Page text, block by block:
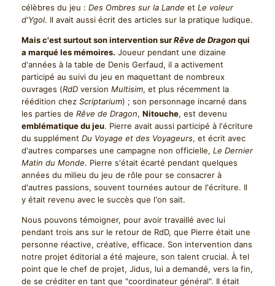
célèbres du jeu : Des Ombres sur la Lande et Le voleur
d'Ygol. Il avait aussi écrit des articles sur la pratique ludique.
Mais c'est surtout son intervention surRêve de Dragonqui
a marqué les mémoires. Joueur pendant une dizaine
d'années à la table de Denis Gerfaud, il a activement
participé au suivi du jeu en maquettant de nombreux
ouvrages (RdD version Multisim, et plus récemment la
réédition chez Scriptarium) ; son personnage incarné dans
les parties de Rêve de Dragon, Nitouche, est devenu
emblématique du jeu. Pierre avait aussi participé à l'écriture
du supplément Du Voyage et des Voyageurs, et écrit avec
d'autres comparses une campagne non officielle, Le Dernier
Matin du Monde. Pierre s'était écarté pendant quelques
années du milieu du jeu de rôle pour se consacrer à
d'autres passions, souvent tournées autour de l'écriture. Il
y était revenu avec le succès que l'on sait.
Nous pouvons témoigner, pour avoir travaillé avec lui
pendant trois ans sur le retour de RdD, que Pierre était une
personne réactive, créative, efficace. Son intervention dans
notre projet éditorial a été majeure, son talent crucial. À tel
point que le chef de projet, Jidus, lui a demandé, vers la fin,
de se créditer en tant que "coordinateur général". Il était